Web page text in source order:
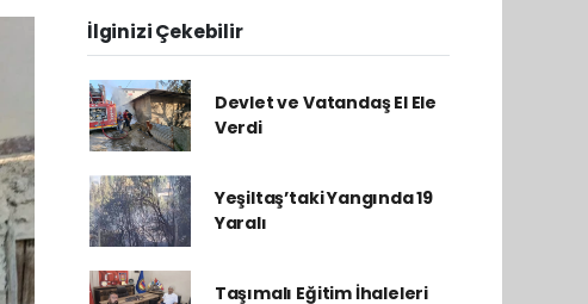
İlginizi Çekebilir
Devlet ve Vatandaş El Ele
Verdi
Yeşiltaş’taki Yangında 19
Yaralı
Taşımalı Eğitim İhaleleri